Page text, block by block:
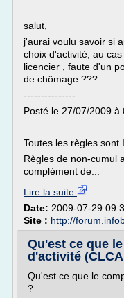
salut,
j'aurai voulu savoir si
choix d'activité, au
licencier , faute d'un
de chômage ???
---------------
Posté le 27/07/2009 à
Toutes les règles sont
Règles de non-cumul
complément de...
Lire la suite
Date: 2009-07-29
Site : http://
Qu'est ce que
d'activité (CLCA
Qu'est ce que le
?